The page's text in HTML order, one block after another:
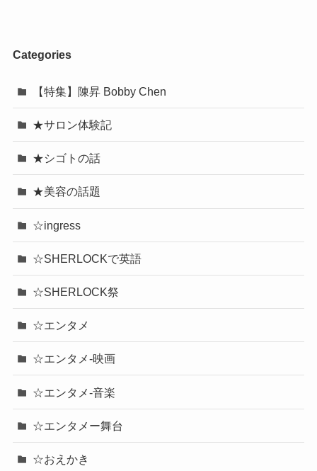
Categories
【特集】陳昇 Bobby Chen
★サロン体験記
★シゴトの話
★美容の話題
☆ingress
☆SHERLOCKで英語
☆SHERLOCK祭
☆エンタメ
☆エンタメ-映画
☆エンタメ-音楽
☆エンタメー舞台
☆おえかき